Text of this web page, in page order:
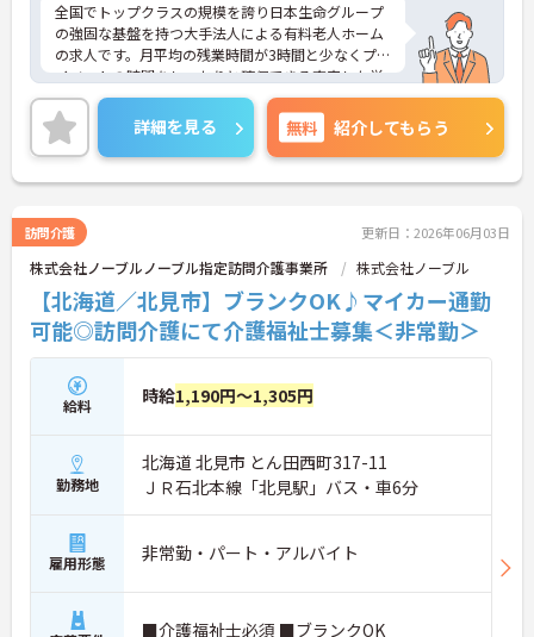
全国でトップクラスの規模を誇り日本生命グループ
の強固な基盤を持つ大手法人による有料老人ホーム
の求人です。月平均の残業時間が3時間と少なくプラ
イベートの時間をしっかりと確保できる充実した労
働環境が整っています。入社後6ヶ月間は専属のOJT
担当者が付き丁寧な指導や面談を通じたフォローを
行うため新しい環境への適応もスムーズに進みま
す。また産休や育休の取得実績が豊富で子ども手当
の支給やくるみんマークの取得など子育てとの両立
の割引制度や職種間のジョブローテーション制度も
整備されており有資格者としての専門性を磨きなが
ら中長期的なキャリアアップを描けます。年齢によ
る一律の給与減額やキャリア上限を撤廃し定年65歳
から75歳までの再雇用制度を設けているため幅広い
世代のスタッフがそれぞれの強みを活かして長く活
躍できる魅力的な職場です。
★おすすめPOINT★
【無理のないペースで、長く健康に働ける】
・月平均の残業時間が3時間程度！プライベートの
時間をしっかり確保できます
・転勤の範囲は通勤圏内に限定されているので住み
りライフステージの変化に柔軟に対応しています
【手厚いサポートが証明する、安心の職場環境】
・入社後6ヶ月間はOJT担当者が付きマンツーマンの
詳細を見る 無料 紹介してもらう
訪問介護 更新日：2026年06月03日
株式会社ノーブルノーブル指定訪問介護事業所 株式会社ノーブル
【北海道／北見市】ブランクOK♪マイカー通勤
可能◎訪問介護にて介護福祉士募集＜非常勤＞
給料 時給1,190円～1,305円
勤務地
北海道 北見市 とん田西町317-11
ＪＲ石北本線「北見駅」バス・車6分
雇用形態 非常勤・パート・アルバイト
■介護福祉士必須 ■ブランクOK